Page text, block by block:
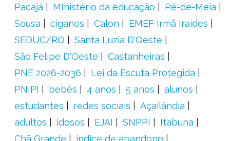
Pacajá
MInistério da educação
Pé-de-Meia
Sousa
ciganos Calon
EMEF Irmã Iraídes
SEDUC/RO
Santa Luzia D'Oeste
São Felipe D'Oeste
Castanheiras
PNE 2026-2036
Lei da Escuta Protegida
PNIPI
bebês 4 anos 5 anos
alunos
estudantes
redes sociais
Açailândia
adultos
idosos EJAI SNPPI
Itabuna